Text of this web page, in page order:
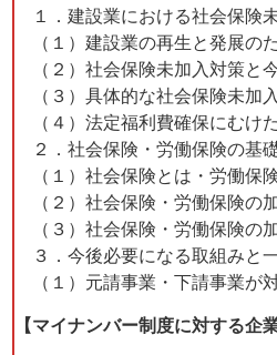
１．建設業における社会保険
（１）建設業の再生と発展の
（２）社会保険未加入対策と
（３）具体的な社会保険未加
（４）法定福利費確保にむけ
２．社会保険・労働保険の基
（１）社会保険とは・労働保
（２）社会保険・労働保険の
（３）社会保険・労働保険の
３．今後必要になる取組みと
（１）元請事業・下請事業が
【マイナンバー制度に対する企